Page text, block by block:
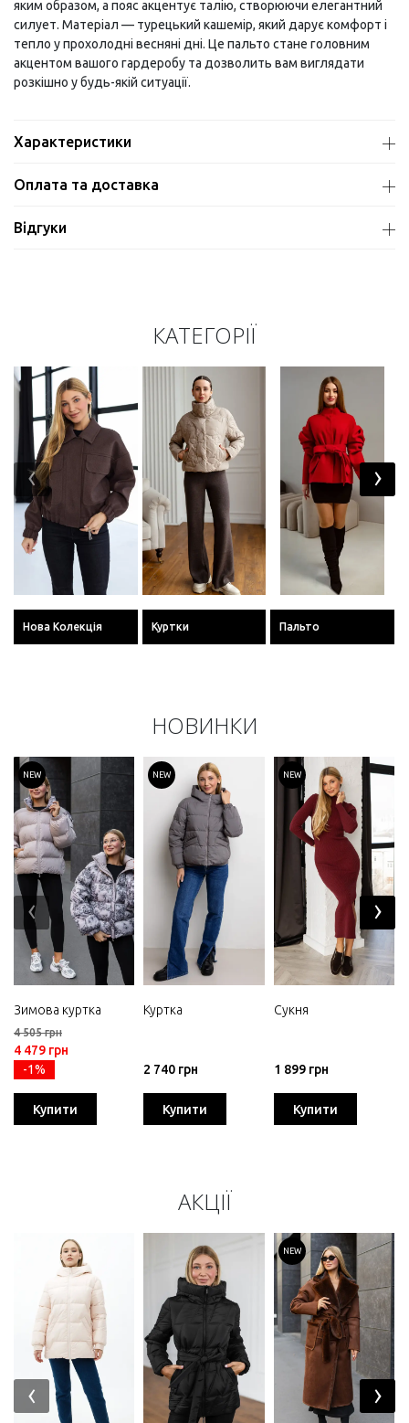
яким образом, а пояс акцентує талію, створюючи елегантний
силует. Матеріал — турецький кашемір, який дарує комфорт і
тепло у прохолодні весняні дні. Це пальто стане головним
акцентом вашого гардеробу та дозволить вам виглядати
розкішно у будь-якій ситуації.
Характеристики
Оплата та доставка
Відгуки
КАТЕГОРІЇ
Нова Колекція Куртки Пальто
‹ ›
НОВИНКИ
NEW
Зимова куртка
4 505 грн
4 479 грн
-1%
Купити
NEW
Куртка
2 740 грн
Купити
NEW
Сукня
1 899 грн
Купити
‹ ›
АКЦІЇ
NEW
‹ ›